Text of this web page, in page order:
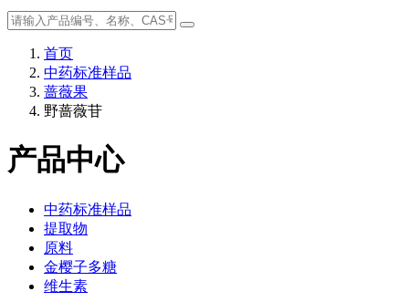
首页
中药标准样品
蔷薇果
野蔷薇苷
产品中心
中药标准样品
提取物
原料
金樱子多糖
维生素